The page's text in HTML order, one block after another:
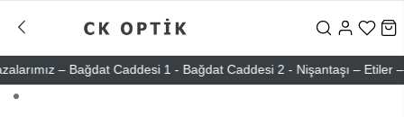
– Bağdat Caddesi 1 - Bağdat Caddesi 2 - Nişantaşı – Etiler –